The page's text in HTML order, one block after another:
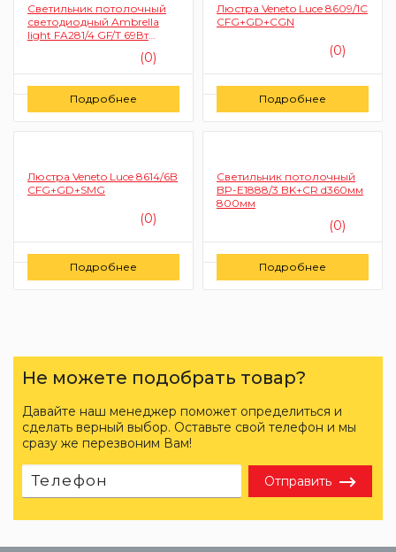
Светильник потолочный
светодиодный Ambrella
light FA281/4 GF/T 69Вт
пультом, кофе, янтарь)
(0)
Заказать
Подробнее
Люстра Veneto Luce 8609/1C
CFG+GD+CGN
(0)
Заказать
Подробнее
Люстра Veneto Luce 8614/6B
CFG+GD+SMG
(0)
Заказать
Подробнее
Светильник потолочный
BP-E1888/3 BK+CR d360мм
800мм
(0)
Заказать
Подробнее
Не можете подобрать товар?
Давайте наш менеджер поможет определиться и
сделать верный выбор. Оставьте свой телефон и мы
сразу же перезвоним Вам!
Отправить